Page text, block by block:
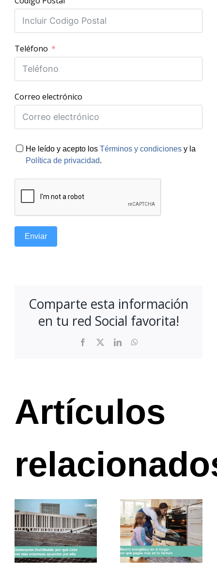
Teléfono
Correo electrónico
He leído y acepto los Términos y condiciones y la
Política de privacidad.
Enviar
Comparte esta información
en tu red Social favorita!
Facebook LinkedIn
Artículos